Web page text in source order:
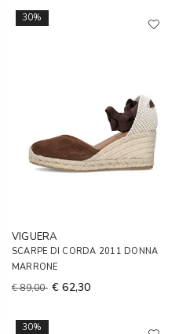
30%
VIGUERA
SCARPE DI CORDA 2011 DONNA
MARRONE
€ 89,00 € 62,30
30%